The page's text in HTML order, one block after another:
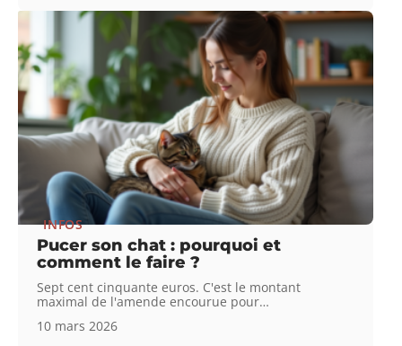
INFOS
Pucer son chat : pourquoi et
comment le faire ?
Sept cent cinquante euros. C'est le montant
maximal de l'amende encourue pour…
10 mars 2026